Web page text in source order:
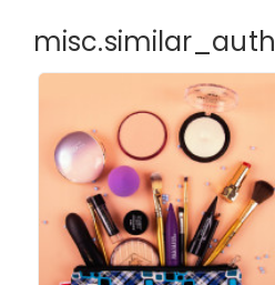
misc.similar_auth